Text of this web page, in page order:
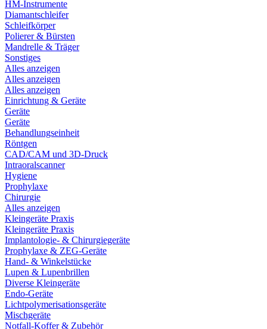
HM-Instrumente
Diamantschleifer
Schleifkörper
Polierer & Bürsten
Mandrelle & Träger
Sonstiges
Alles anzeigen
Alles anzeigen
Alles anzeigen
Einrichtung & Geräte
Geräte
Geräte
Behandlungseinheit
Röntgen
CAD/CAM und 3D-Druck
Intraoralscanner
Hygiene
Prophylaxe
Chirurgie
Alles anzeigen
Kleingeräte Praxis
Kleingeräte Praxis
Implantologie- & Chirurgiegeräte
Prophylaxe & ZEG-Geräte
Hand- & Winkelstücke
Lupen & Lupenbrillen
Diverse Kleingeräte
Endo-Geräte
Lichtpolymerisationsgeräte
Mischgeräte
Notfall-Koffer & Zubehör